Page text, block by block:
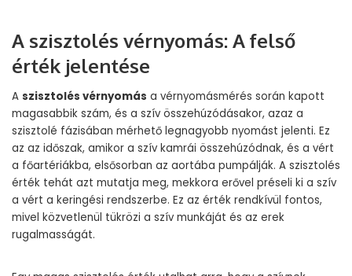
A szisztolés vérnyomás: A felső
érték jelentése
A szisztolés vérnyomás a vérnyomásmérés során kapott
magasabbik szám, és a szív összehúzódásakor, azaz a
szisztolé fázisában mérhető legnagyobb nyomást jelenti. Ez
az az időszak, amikor a szív kamrái összehúzódnak, és a vért
a főartériákba, elsősorban az aortába pumpálják. A szisztolés
érték tehát azt mutatja meg, mekkora erővel préseli ki a szív
a vért a keringési rendszerbe. Ez az érték rendkívül fontos,
mivel közvetlenül tükrözi a szív munkáját és az erek
rugalmasságát.